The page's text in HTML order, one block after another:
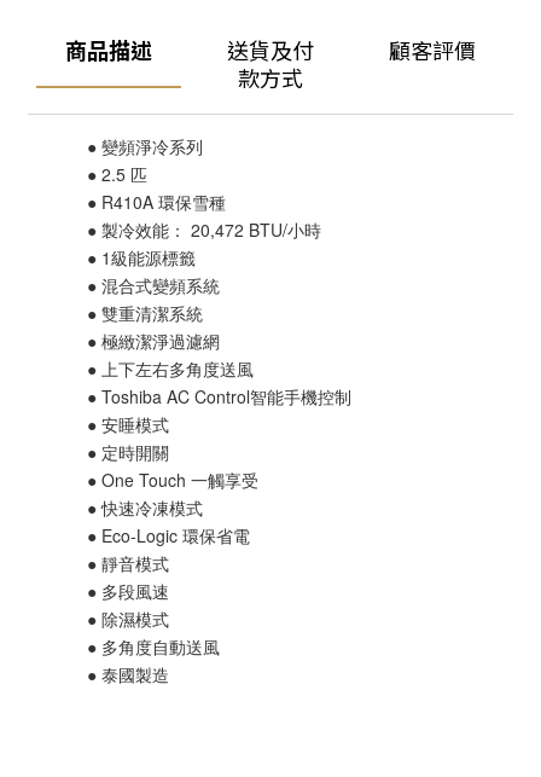
商品描述
送貨及付
款方式
顧客評價
● 變頻淨冷系列
● 2.5 匹
● R410A 環保雪種
● 製冷效能： 20,472 BTU/小時
● 1級能源標籤
● 混合式變頻系統
● 雙重清潔系統
● 極緻潔淨過濾網
● 上下左右多角度送風
● Toshiba AC Control智能手機控制
● 安睡模式
● 定時開關
● One Touch 一觸享受
● 快速冷凍模式
● Eco-Logic 環保省電
● 靜音模式
● 多段風速
● 除濕模式
● 多角度自動送風
● 泰國製造